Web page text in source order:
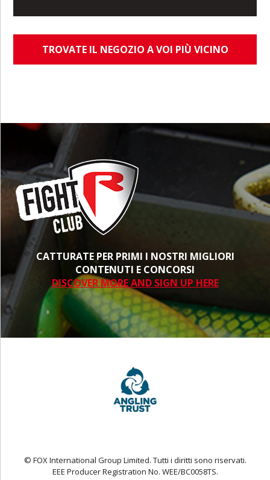
TROVATE IL NEGOZIO A VOI PIÙ VICINO
CATTURATE PER PRIMI I NOSTRI MIGLIORI
CONTENUTI E CONCORSI
DISCOVER MORE AND SIGN UP HERE
© FOX International Group Limited. Tutti i diritti sono riservati.
EEE Producer Registration No. WEE/BC0058TS.